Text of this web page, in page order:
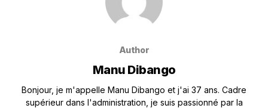
Author
Manu Dibango
Bonjour, je m'appelle Manu Dibango et j'ai 37 ans. Cadre
supérieur dans l'administration, je suis passionné par la